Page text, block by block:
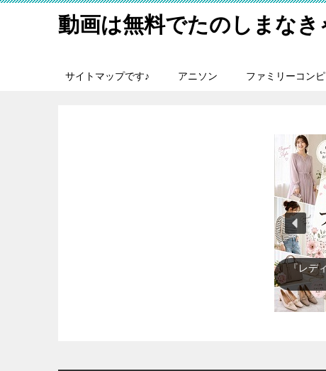
動画は無料でたのしまなき
サイトマップです♪ アニソン ファミリーコン
『テレ